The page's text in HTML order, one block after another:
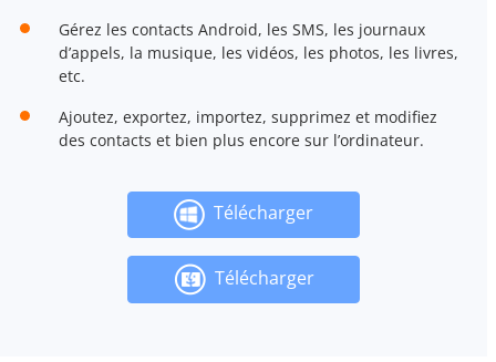
Gérez les contacts Android, les SMS, les journaux
d’appels, la musique, les vidéos, les photos, les livres,
etc.
Ajoutez, exportez, importez, supprimez et modifiez
des contacts et bien plus encore sur l’ordinateur.
Télécharger
Télécharger